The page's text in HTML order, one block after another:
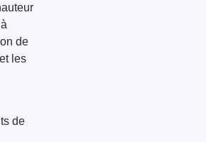
de
les
de